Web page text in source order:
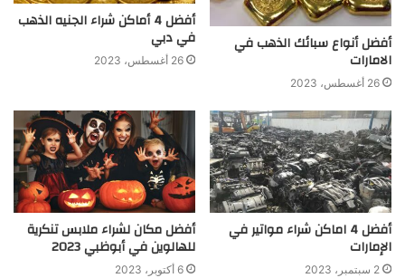
أفضل أنواع سبائك الذهب في
الامارات
26 أغسطس، 2023
أفضل 4 أماكن شراء الجنيه الذهب
في دبي
26 أغسطس، 2023
أفضل 4 اماكن شراء مواتير في
الإمارات
2 سبتمبر، 2023
أفضل مكان لشراء ملابس تنكرية
للهالوين في أبوظبي 2023
6 أكتوبر، 2023